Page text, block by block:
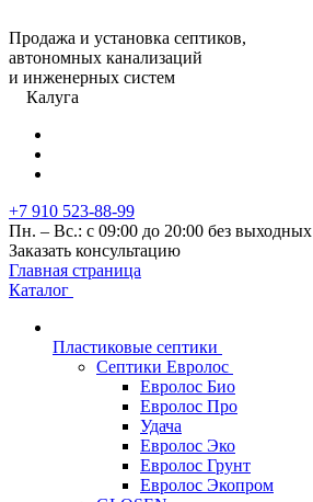
Продажа и установка септиков,
автономных канализаций
и инженерных систем
Калуга
+7 910 523-88-99
Пн. – Вс.: с 09:00 до 20:00 без выходных
Заказать консультацию
Главная страница
Каталог
Пластиковые септики
Септики Евролос
Евролос Био
Евролос Про
Удача
Евролос Эко
Евролос Грунт
Евролос Экопром